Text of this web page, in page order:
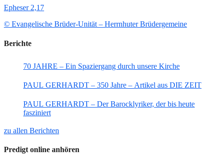
Epheser 2,17
© Evangelische Brüder-Unität – Herrnhuter Brüdergemeine
Berichte
70 JAHRE – Ein Spaziergang durch unsere Kirche
PAUL GERHARDT – 350 Jahre – Artikel aus DIE ZEIT
PAUL GERHARDT – Der Barocklyriker, der bis heute
fasziniert
zu allen Berichten
Predigt online anhören